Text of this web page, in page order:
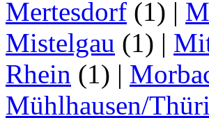
Mertesdorf (1) |
Mistelgau (1) |
Rhein (1) |
Mühlhausen/